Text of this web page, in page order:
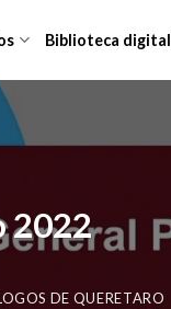
Biblioteca digital
2022
DE QUERETARO